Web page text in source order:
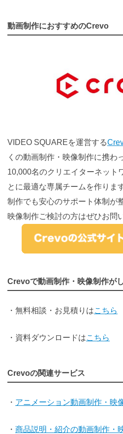
動画制作におすすめのCrevo
VIDEO SQUAREを運営する
くの動画制作・映像制作に携わ
10,000名のクリエイターネット
とに最適な専属チームを作りま
制作でも安心のサポート体制が
映像制作ご検討の方はぜひお問
Crevoで動画制作・映像制作が
・無料相談・お見積りはこちら
・資料ダウンロードはこちら
Crevoの関連サービス
・ アニメーション動画制作・映
・ 商品説明・紹介の動画制作・